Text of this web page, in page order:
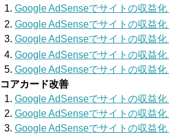
Google AdSenseでサイトの収益化
Google AdSenseでサイトの収益
Google AdSenseでサイトの収益化
Google AdSenseでサイトの収益
Google AdSenseでサイトの収益化
アカード改善
Google AdSenseでサイトの収益化
Google AdSenseでサイトの収益
Google AdSenseでサイトの収益